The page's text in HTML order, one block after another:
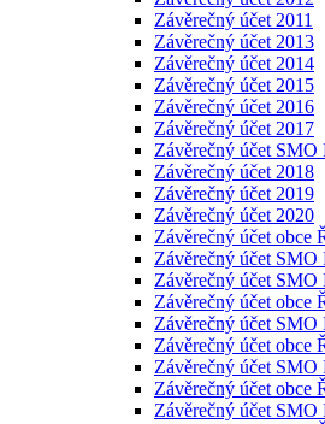
Závěrečný účet 2011
Závěrečný účet 2013
Závěrečný účet 2014
Závěrečný účet 2015
Závěrečný účet 2016
Závěrečný účet 2017
Závěrečný účet SMO
Závěrečný účet 2018
Závěrečný účet 2019
Závěrečný účet 2020
Závěrečný účet obce
Závěrečný účet SMO
Závěrečný účet SMO
Závěrečný účet obce
Závěrečný účet SMO
Závěrečný účet obce
Závěrečný účet SMO
Závěrečný účet obce
Závěrečný účet SMO